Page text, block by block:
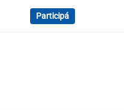
Participá